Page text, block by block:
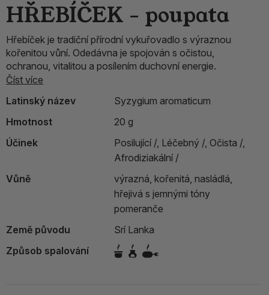
HŘEBÍČEK - poupata
Hřebíček je tradiční přírodní vykuřovadlo s výraznou
kořenitou vůní. Odedávna je spojován s očistou,
ochranou, vitalitou a posílením duchovní energie.
Číst více
Latinský název
Syzygium aromaticum
Hmotnost
20 g
Účinek
Posilující /, Léčebný /, Očista /,
Afrodiziakální /
Vůně
výrazná, kořenitá, nasládlá,
hřejivá s jemnými tóny
pomeranče
Země původu
Srí Lanka
Způsob spalování